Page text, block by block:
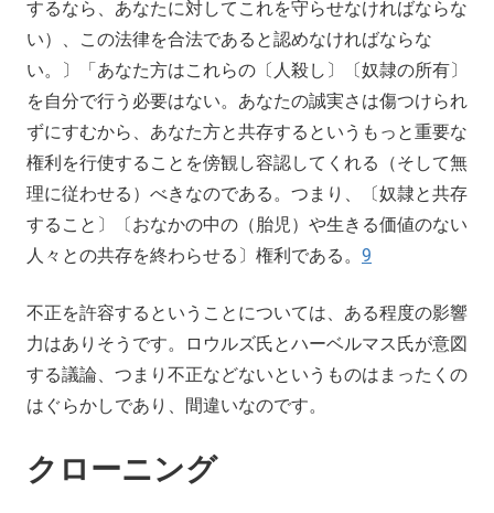
するなら、あなたに対してこれを守らせなければならな
い）、この法律を合法であると認めなければならな
い。〕「あなた方はこれらの〔人殺し〕〔奴隷の所有〕
を自分で行う必要はない。あなたの誠実さは傷つけられ
ずにすむから、あなた方と共存するというもっと重要な
権利を行使することを傍観し容認してくれる（そして無
理に従わせる）べきなのである。つまり、〔奴隷と共存
すること〕〔おなかの中の（胎児）や生きる価値のない
人々との共存を終わらせる〕権利である。 9
不正を許容するということについては、ある程度の影響
力はありそうです。ロウルズ氏とハーベルマス氏が意図
する議論、つまり不正などないというものはまったくの
はぐらかしであり、間違いなのです。
クローニング